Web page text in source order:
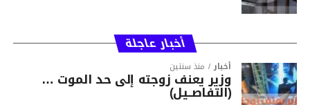
أخبار عاجلة
أخبار منذ سنتين
وزير يعنف زوجته إلى حد الموت …
(التفاصــيل)